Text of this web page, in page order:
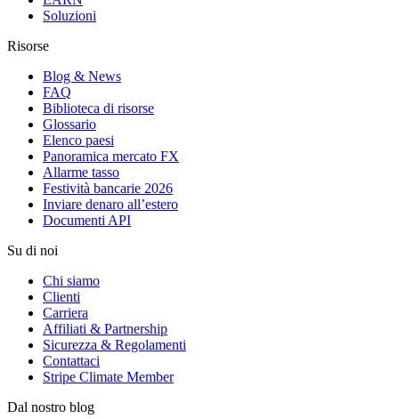
Soluzioni
Risorse
Blog & News
FAQ
Biblioteca di risorse
Glossario
Elenco paesi
Panoramica mercato FX
Allarme tasso
Festività bancarie 2026
Inviare denaro all’estero
Documenti API
Su di noi
Chi siamo
Clienti
Carriera
Affiliati & Partnership
Sicurezza & Regolamenti
Contattaci
Stripe Climate Member
Dal nostro blog